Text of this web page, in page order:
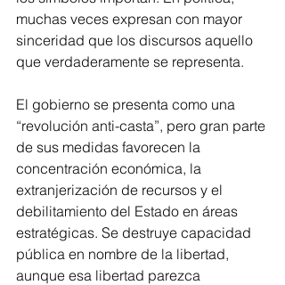
muchas veces expresan con mayor
sinceridad que los discursos aquello
que verdaderamente se representa.
El gobierno se presenta como una
“revolución anti-casta”, pero gran parte
de sus medidas favorecen la
concentración económica, la
extranjerización de recursos y el
debilitamiento del Estado en áreas
estratégicas. Se destruye capacidad
pública en nombre de la libertad,
aunque esa libertad parezca